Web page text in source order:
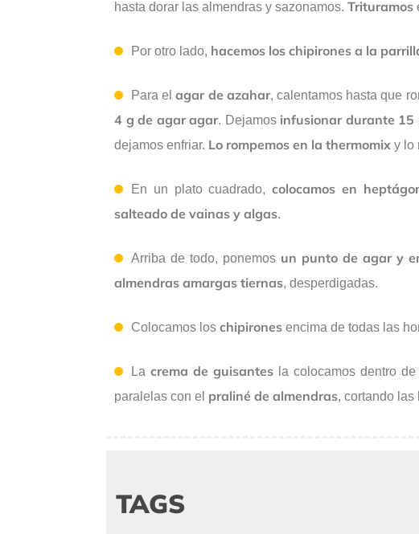
hasta dorar las almendras y sazonamos. Trituramos
Por otro lado, hacemos los chipirones a la
Para elagar de azahar, calentamos hasta que
4 g de agar agar. Dejamosinfusionar durante 15
dejamos enfriar. Lo rompemos en la thermomix y lo
En un plato cuadrado,colocamos en
salteado de vainas y algas.
Arriba de todo, ponemosun punto de agar y
almendras amargas tiernas, desperdigadas.
Colocamos los chipirones encima de todas las
La crema de guisantes la colocamos dentro
paralelas con el praliné de almendras, cortando las
TAGS